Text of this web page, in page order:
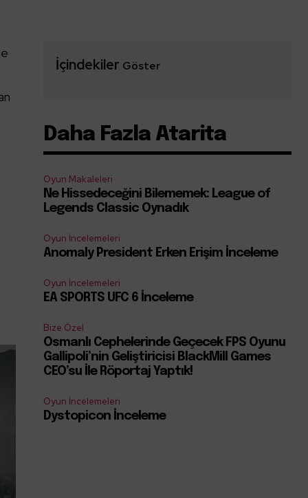
İçindekiler Göster
Daha Fazla Atarita
Oyun Makaleleri
Ne Hissedeceğini Bilememek: League of
Legends Classic Oynadık
Oyun İncelemeleri
Anomaly President Erken Erişim İnceleme
Oyun İncelemeleri
EA SPORTS UFC 6 İnceleme
Bize Özel
Osmanlı Cephelerinde Geçecek FPS Oyunu
Gallipoli’nin Geliştiricisi BlackMill Games
CEO’su İle Röportaj Yaptık!
Oyun İncelemeleri
Dystopicon İnceleme